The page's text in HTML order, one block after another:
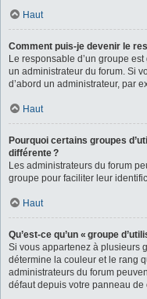
Haut
Comment puis-je devenir le
Le responsable d’un groupe
un administrateur du forum. Si
d’abord un administrateur, par
Haut
Pourquoi certains groupes
différente ?
Les administrateurs du forum
groupe pour faciliter leur
Haut
Qu’est-ce qu’un « groupe
Si vous appartenez à plusieurs
détermine la couleur et le rang
administrateurs du forum
défaut depuis votre panneau de